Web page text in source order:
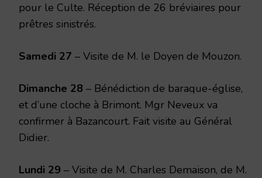
pour le Culte. Réception de 26 bréviaires pour
prêtres sinistrés.
Samedi 27 – Visite de M. le Doyen de Mouzon.
Dimanche 28 – Bénédiction de baraque-église,
et d’une cloche à Brimont. Mgr Neveux va
confirmer à Bazancourt. Fait visite au Général
Didier.
Lundi 29 – Visite de M. Charles Demaison, de M.